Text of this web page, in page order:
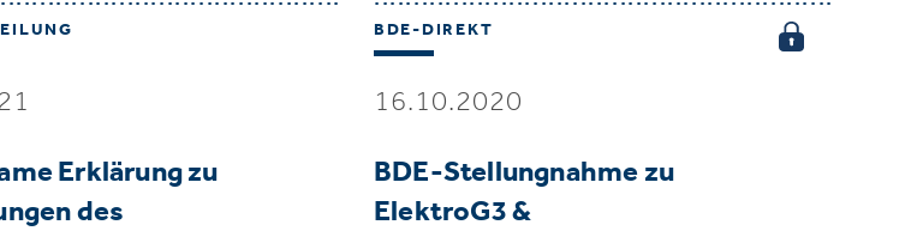
Erklärung zu
des
BDE-DIREKT
16.10.2020
BDE-Stellungnahme zu
ElektroG3 &